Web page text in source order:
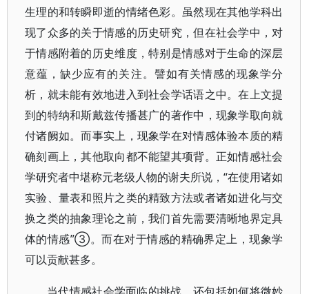
生理的和转瞬即逝的情绪色彩。虽然现在其他学科出
现了众多的关于情感的历史研究，但在社会学中，对
于情感附着的历史维度，特别是情感对于生命的深层
意蕴，缺少应有的关注。譬如有关情感的现象学分
析，就未能有效地进入到社会学话语之中。在上文提
到的特纳和斯戴兹传播甚广的著作中，现象学取向就
付诸阙如。而事实上，现象学在对情感体验本质的精
确刻画上，其他取向都不能望其项背。正如情感社会
学研究者中堪称元老级人物的谢夫所说，“在使用诸如
实验、量表和照片之类的精致方法或者诸如进化与交
换之类的抽象理论之前，我们首先需要清晰地界定具
体的情感”③。而在对于情感的精确界定上，现象学
可以贡献甚多。